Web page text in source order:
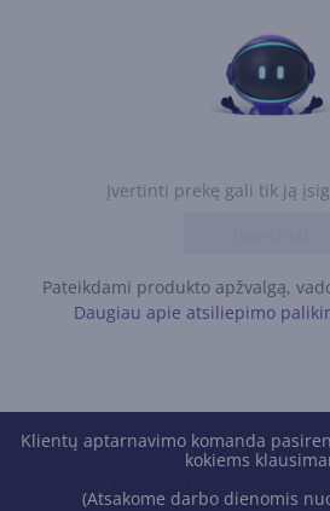
Įvertinti prekę gali tik ją
Pateikdami produkto apžvalgą,
Daugiau apie atsiliepimo
Klientų aptarnavimo komanda
kokiems
(Atsakome darbo dienomis